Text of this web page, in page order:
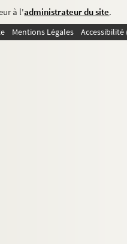
à l'administrateur du site.
Mentions Légales